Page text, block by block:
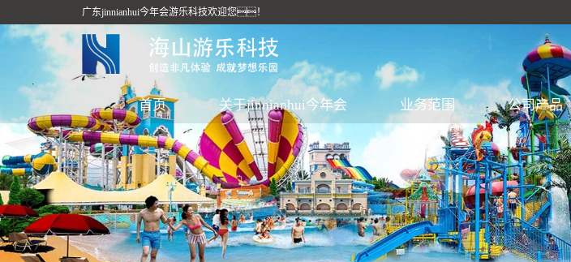
广东jinnianhui今年会游乐科技欢迎您！
首页 关于jinnianhui今年会 业务范围 公司产品